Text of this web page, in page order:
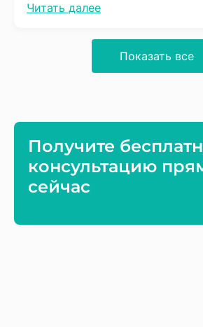
терпения, процесс довольно
советовать соседям.
Читать далее
Показать все
Получите
консультацию
сейчас